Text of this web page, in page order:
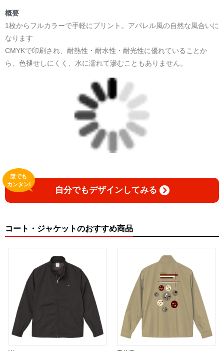
概要
1枚からフルカラーで手軽にプリント。アパレル風の自然な風合いに
なります
CMYKで印刷され、耐熱性・耐水性・耐光性に優れていることか
ら、色褪せしにくく、水に濡れて滲むこともありません。
自分でもデザインしてみる
誰でも
カンタン!
コート・ジャケットのおすすめ商品